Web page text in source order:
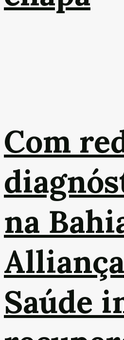
Com
na
Alliança
Saúde